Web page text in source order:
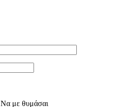
Να με θυμάσαι